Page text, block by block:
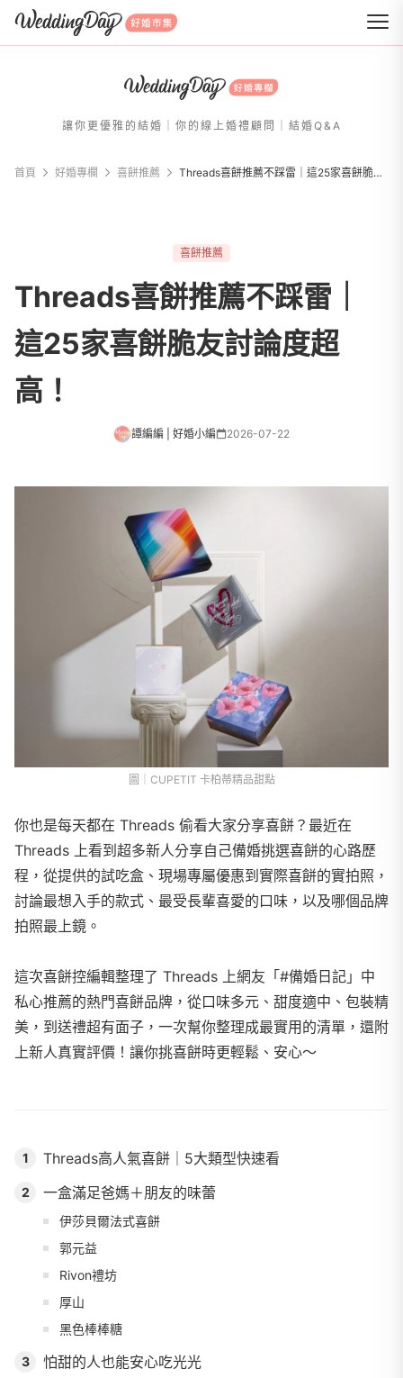
WeddingDay 好婚市集
讓你更優雅的結婚｜你的線上婚禮顧問｜結婚Q&A
首頁 好婚專欄 喜餅推薦 Threads喜餅推薦不踩雷｜這25家喜餅脆友討論度超高！
喜餅推薦
Threads喜餅推薦不踩雷｜
這25家喜餅脆友討論度超
高！
譚編編 | 好婚小編 2026-07-22
圖｜CUPETIT 卡柏蒂精品甜點
你也是每天都在 Threads 偷看大家分享喜餅？最近在
Threads 上看到超多新人分享自己備婚挑選喜餅的心路歷
程，從提供的試吃盒、現場專屬優惠到實際喜餅的實拍照，
討論最想入手的款式、最受長輩喜愛的口味，以及哪個品牌
拍照最上鏡。
這次喜餅控編輯整理了 Threads 上網友「#備婚日記」中
私心推薦的熱門喜餅品牌，從口味多元、甜度適中、包裝精
美，到送禮超有面子，一次幫你整理成最實用的清單，還附
上新人真實評價！讓你挑喜餅時更輕鬆、安心～
1 Threads高人氣喜餅｜5大類型快速看
2 一盒滿足爸媽＋朋友的味蕾
伊莎貝爾法式喜餅
郭元益
Rivon禮坊
厚山
黑色棒棒糖
3 怕甜的人也能安心吃光光